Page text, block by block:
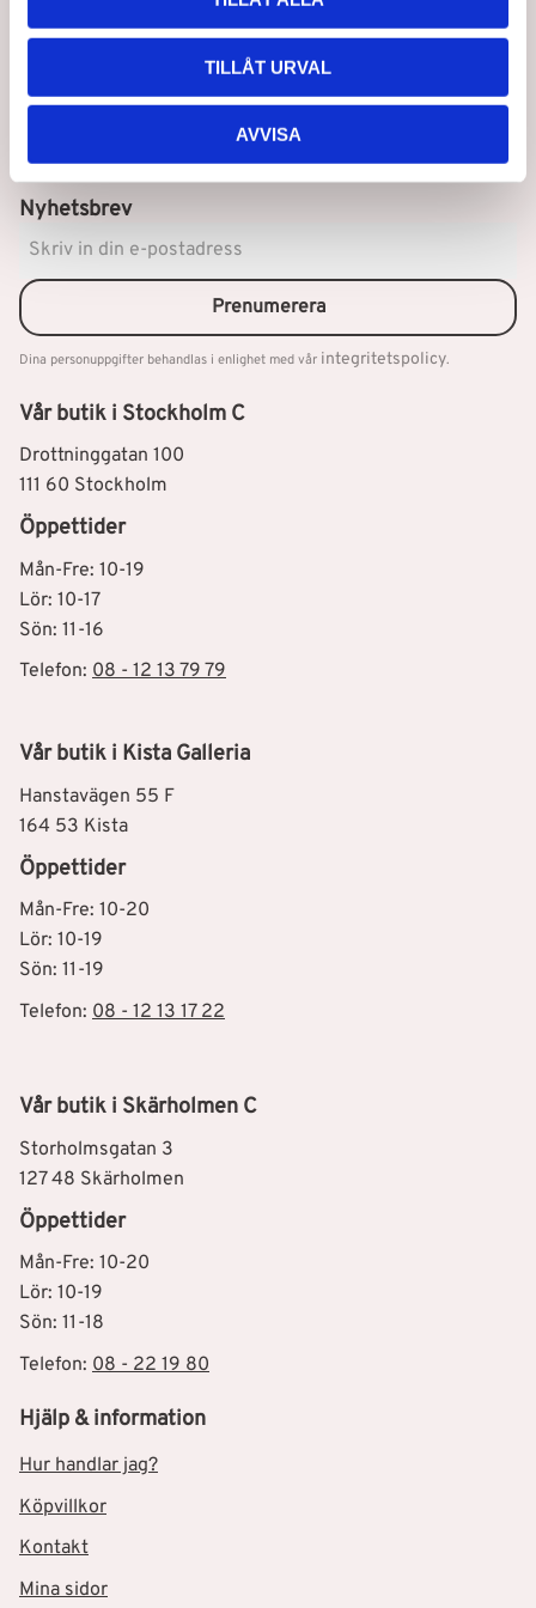
TILLÅT URVAL
AVVISA
Vår butik i Stockholm C
Drottninggatan 100
111 60 Stockholm
Öppettider
Mån-Fre: 10-19
Lör: 10-17
Sön: 11-16
Telefon: 08 - 12 13 79 79
Vår butik i Kista Galleria
Hanstavägen 55 F
164 53 Kista
Öppettider
Mån-Fre: 10-20
Lör: 10-19
Sön: 11-19
Telefon: 08 - 12 13 17 22
Vår butik i Skärholmen C
Storholmsgatan 3
127 48 Skärholmen
Öppettider
Mån-Fre: 10-20
Lör: 10-19
Sön: 11-18
Telefon: 08 - 22 19 80
Hjälp & information
Nyhetsbrev
Prenumerera
Dina personuppgifter behandlas i enlighet med vår integritetspolicy.
Hur handlar jag?
Köpvillkor
Kontakt
Mina sidor